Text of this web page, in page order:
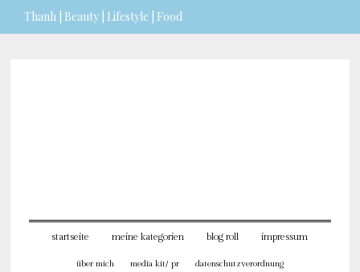
Thanh | Beauty | Lifestyle | Food
startseite meine kategorien blog roll impressum
über mich media kit/ pr datenschutzverordnung